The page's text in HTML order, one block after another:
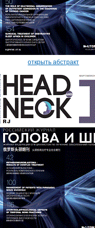
открыть абстракт